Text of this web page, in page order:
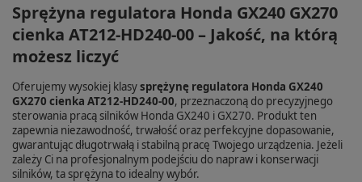
Sprężyna regulatora Honda GX240 GX270
cienka AT212-HD240-00 – Jakość, na którą
możesz liczyć
Oferujemy wysokiej klasysprężynę regulatora Honda GX240
GX270 cienka AT212-HD240-00, przeznaczoną do precyzyjnego
sterowania pracą silników Honda GX240 i GX270. Produkt ten
zapewnia niezawodność, trwałość oraz perfekcyjne dopasowanie,
gwarantując długotrwałą i stabilną pracę Twojego urządzenia. Jeżeli
zależy Ci na profesjonalnym podejściu do napraw i konserwacji
silników, ta sprężyna to idealny wybór.